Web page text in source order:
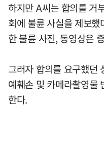
하지만 A씨는 합의를 거
회에 불륜 사실을 제보
한 불륜 사진, 동영상은
그러자 합의를 요구했던
예훼손 및 카메라촬영물
한다.